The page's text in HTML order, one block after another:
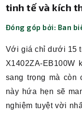
tinh tế và kích
Đóng góp bởi: Ban
Với giá chỉ dưới 15
X1402ZA-
sang trọng mà
này hứa hẹn sẽ
nghiệm tuyệt vời